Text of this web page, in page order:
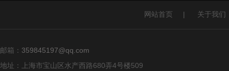
网站首页 | 关于我们
邮箱： 359845197@qq.com
地址：上海市宝山区水产西路680弄4号楼509